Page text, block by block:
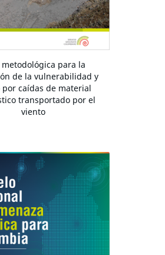
metodológica para la
de la vulnerabilidad y
por caídas de material
transportado por el
viento